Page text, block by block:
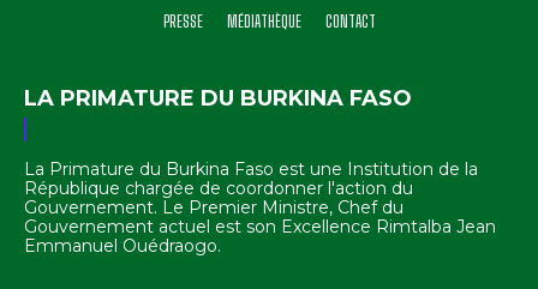
PRESSE
MÉDIATHÈQUE CONTACT
LA PRIMATURE DU BURKINA FASO
La Primature du Burkina Faso est une Institution de la
République chargée de coordonner l'action du
Gouvernement. Le Premier Ministre, Chef du
Gouvernement actuel est son Excellence Rimtalba Jean
Emmanuel Ouédraogo.